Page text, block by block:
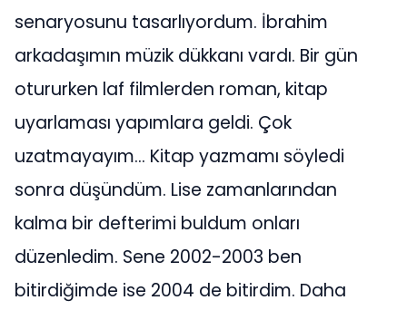
senaryosunu tasarlıyordum. İbrahim
arkadaşımın müzik dükkanı vardı. Bir gün
otururken laf filmlerden roman, kitap
uyarlaması yapımlara geldi. Çok
uzatmayayım… Kitap yazmamı söyledi
sonra düşündüm. Lise zamanlarından
kalma bir defterimi buldum onları
düzenledim. Sene 2002-2003 ben
bitirdiğimde ise 2004 de bitirdim. Daha